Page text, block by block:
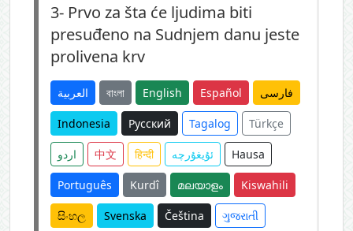
3- Prvo za šta će ljudima biti
presuđeno na Sudnjem danu jeste
prolivena krv
العربية বাংলা English Español فارسی
Indonesia Русский Tagalog Türkçe
اردو 中文 हिन्दी ئۇيغۇرچە Hausa
Português Kurdî മലയാളം Kiswahili
සිංහල Svenska Čeština ગુજરાતી